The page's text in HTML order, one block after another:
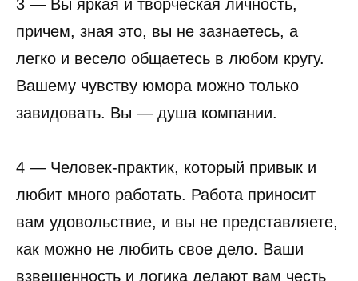
3 — Вы яркая и творческая личность,
причем, зная это, вы не зазнаетесь, а
легко и весело общаетесь в любом кругу.
Вашему чувству юмора можно только
завидовать. Вы — душа компании.
4 — Человек-практик, который привык и
любит много работать. Работа приносит
вам удовольствие, и вы не представляете,
как можно не любить свое дело. Ваши
взвешенность и логика делают вам честь